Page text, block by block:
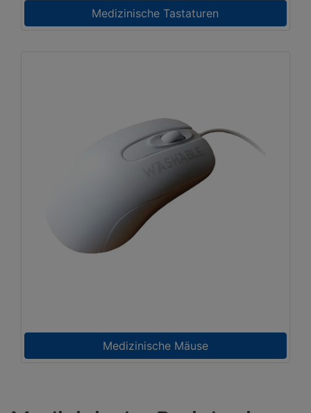
Medizinische Tastaturen
Medizinische Mäuse